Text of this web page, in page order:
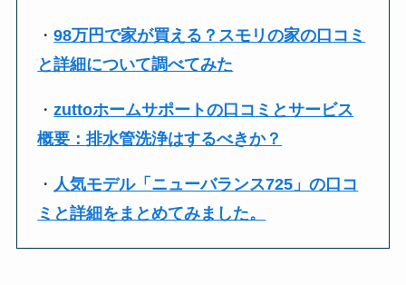
・98万円で家が買える？スモリの家の口コミ
と詳細について調べてみた
・zuttoホームサポートの口コミとサービス
概要：排水管洗浄はするべきか？
・ 人気モデル「ニューバランス725」の口コ
ミと詳細をまとめてみました。